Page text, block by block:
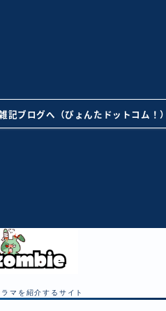
記ブログへ（ぴょんたドットコム！
マを紹介するサイト